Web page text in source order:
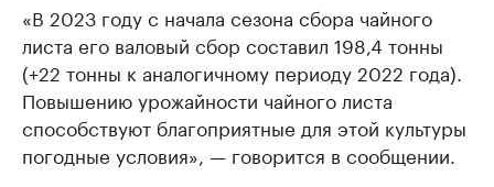
«В 2023 году с начала сезона сбора чайного
листа его валовый сбор составил 198,4 тонны
(+22 тонны к аналогичному периоду 2022 года).
Повышению урожайности чайного листа
способствуют благоприятные для этой культуры
погодные условия», — говорится в сообщении.